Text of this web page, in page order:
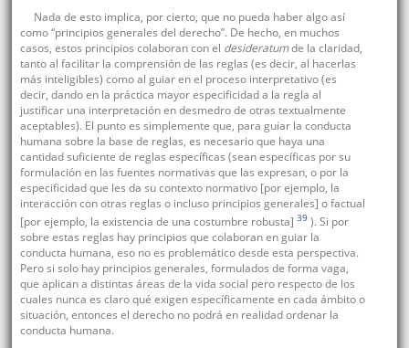
Nada de esto implica, por cierto, que no pueda haber algo así
como “principios generales del derecho”. De hecho, en muchos
casos, estos principios colaboran con el desideratumde la claridad,
tanto al facilitar la comprensión de las reglas (es decir, al hacerlas
más inteligibles) como al guiar en el proceso interpretativo (es
decir, dando en la práctica mayor especificidad a la regla al
justificar una interpretación en desmedro de otras textualmente
aceptables). El punto es simplemente que, para guiar la conducta
humana sobre la base de reglas, es necesario que haya una
cantidad suficiente de reglas específicas (sean específicas por su
formulación en las fuentes normativas que las expresan, o por la
especificidad que les da su contexto normativo [por ejemplo, la
interacción con otras reglas o incluso principios generales] o factual
[por ejemplo, la existencia de una costumbre robusta] 39 ). Si por
sobre estas reglas hay principios que colaboran en guiar la
conducta humana, eso no es problemático desde esta perspectiva.
Pero si solo hay principios generales, formulados de forma vaga,
que aplican a distintas áreas de la vida social pero respecto de los
cuales nunca es claro qué exigen específicamente en cada ámbito o
situación, entonces el derecho no podrá en realidad ordenar la
conducta humana.